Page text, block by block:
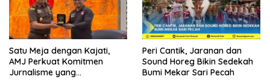
Satu Meja dengan Kajati,
AMJ Perkuat Komitmen
Jurnalisme yang
Peri Cantik, Jaranan dan
Sound Horeg Bikin Sedekah
Bumi Mekar Sari Pecah